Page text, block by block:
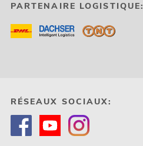
PARTENAIRE LOGISTIQUE:
RÉSEAUX SOCIAUX: